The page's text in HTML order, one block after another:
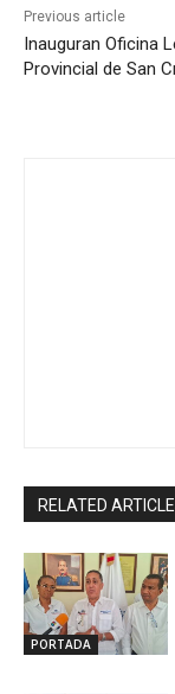
Previous article
Inauguran Oficina
Provincial de San
RELATED
PORTADA